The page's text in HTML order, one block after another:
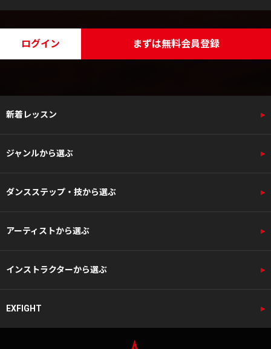
ログイン まずは無料会員登録
新着レッスン
ジャンルから選ぶ
ダンスステップ・技から選ぶ
アーティストから選ぶ
インストラクターから選ぶ
EXFIGHT